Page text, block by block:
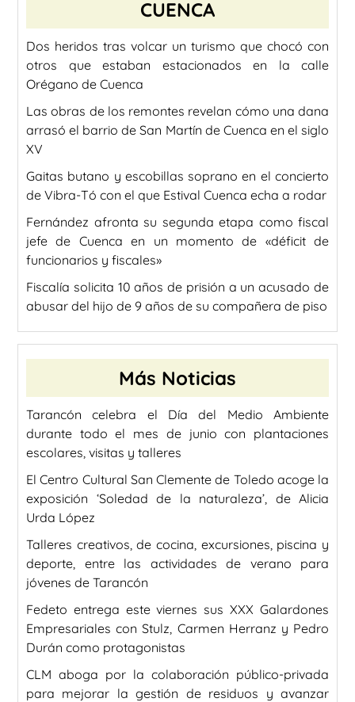
CUENCA
Dos heridos tras volcar un turismo que chocó con
otros que estaban estacionados en la calle
Orégano de Cuenca
Las obras de los remontes revelan cómo una dana
arrasó el barrio de San Martín de Cuenca en el siglo
XV
Gaitas butano y escobillas soprano en el concierto
de Vibra-Tó con el que Estival Cuenca echa a rodar
Fernández afronta su segunda etapa como fiscal
jefe de Cuenca en un momento de «déficit de
funcionarios y fiscales»
Fiscalía solicita 10 años de prisión a un acusado de
abusar del hijo de 9 años de su compañera de piso
Más Noticias
Tarancón celebra el Día del Medio Ambiente
durante todo el mes de junio con plantaciones
escolares, visitas y talleres
El Centro Cultural San Clemente de Toledo acoge la
exposición ‘Soledad de la naturaleza’, de Alicia
Urda López
Talleres creativos, de cocina, excursiones, piscina y
deporte, entre las actividades de verano para
jóvenes de Tarancón
Fedeto entrega este viernes sus XXX Galardones
Empresariales con Stulz, Carmen Herranz y Pedro
Durán como protagonistas
CLM aboga por la colaboración público-privada
para mejorar la gestión de residuos y avanzar